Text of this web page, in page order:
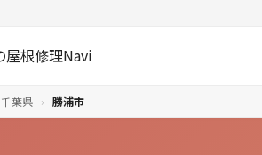
千葉県 › 勝浦市